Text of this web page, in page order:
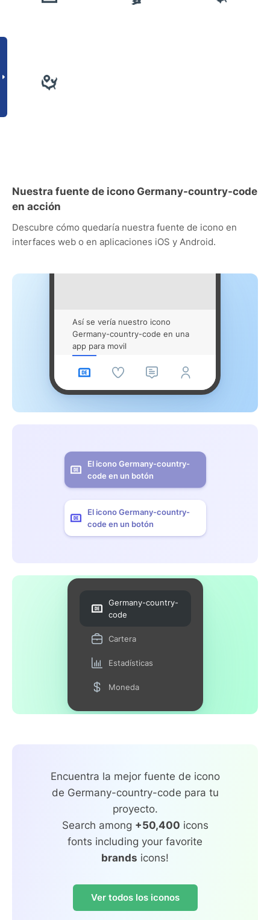
Nuestra fuente de icono Germany-country-code
en acción
Descubre cómo quedaría nuestra fuente de icono en
interfaces web o en aplicaciones iOS y Android.
Así se vería nuestro icono
Germany-country-code en una
app para movil
El icono Germany-country-
code en un botón
El icono Germany-country-
code en un botón
Germany-country-
code
Cartera
Estadísticas
Moneda
Encuentra la mejor fuente de icono
de Germany-country-code para tu
proyecto.
Search among +50,400 icons
fonts including your favorite
brands icons!
Ver todos los iconos